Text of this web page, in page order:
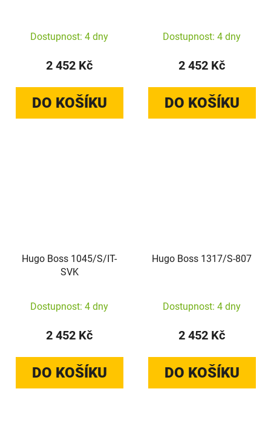
Dostupnost: 4 dny
2 452 Kč
DO KOŠÍKU
Dostupnost: 4 dny
2 452 Kč
DO KOŠÍKU
Hugo Boss 1045/S/IT-
SVK
Dostupnost: 4 dny
2 452 Kč
DO KOŠÍKU
Hugo Boss 1317/S-807
Dostupnost: 4 dny
2 452 Kč
DO KOŠÍKU